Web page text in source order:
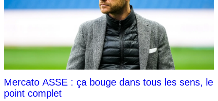
Mercato ASSE : ça bouge dans tous les sens, le
point complet